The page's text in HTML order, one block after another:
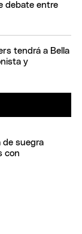
debate entre
tendrá a Bella
y
de suegra
con